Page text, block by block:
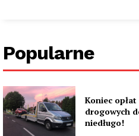
Popularne
Koniec
drogowych
niedługo!